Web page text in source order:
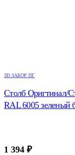
3D ЗАБОР ПГ
Столб Оригтинал/
RAL 6005 зеленый
1 394 ₽